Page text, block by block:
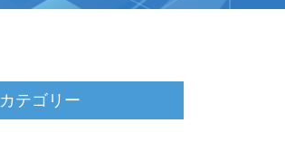
カテゴリー